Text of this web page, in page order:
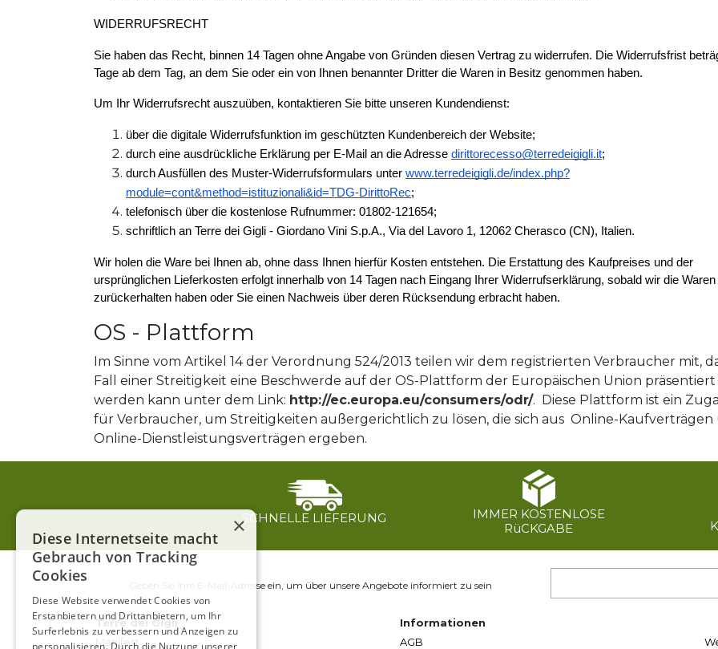
WIDERRUFSRECHT
Sie haben das Recht, binnen 14 Tagen ohne Angabe von Gründen diesen Vertrag zu widerrufen. Die Widerrufsfrist
Tage ab dem Tag, an dem Sie oder ein von Ihnen benannter Dritter die Waren in Besitz genommen haben.
Um Ihr Widerrufsrecht auszuüben, kontaktieren Sie bitte unseren Kundendienst:
über die digitale Widerrufsfunktion im geschützten Kundenbereich der Website;
durch eine ausdrückliche Erklärung per E-Mail an die Adresse dirittorecesso@terredeigigli.it;
durch Ausfüllen des Muster-Widerrufsformulars unter www.terredeigigli.de/index.php?
module=cont&method=istituzionali&id=TDG-DirittoRec;
telefonisch über die kostenlose Rufnummer: 01802-121654;
schriftlich an Terre dei Gigli - Giordano Vini S.p.A., Via del Lavoro 1, 12062 Cherasco (CN), Italien.
Wir holen die Ware bei Ihnen ab, ohne dass Ihnen hierfür Kosten entstehen. Die Erstattung des Kaufpreises und der
ursprünglichen Lieferkosten erfolgt innerhalb von 14 Tagen nach Eingang Ihrer Widerrufserklärung, sobald wir die Waren
zurückerhalten haben oder Sie einen Nachweis über deren Rücksendung erbracht haben.
OS - Plattform
Im Sinne vom Artikel 14 der Verordnung 524/2013 teilen wir dem registrierten Verbraucher mit,
Fall einer Streitigkeit eine Beschwerde auf der OS-Plattform der Europäischen Union präsentiert
werden kann unter dem Link: http://ec.europa.eu/consumers/odr/. Diese Plattform ist ein
für Verbraucher, um Streitigkeiten außergerichtlich zu lösen, die sich aus Online-Kaufverträgen
Online-Dienstleistungsverträgen ergeben.
SCHNELLE LIEFERUNG
IMMER KOSTENLOSE
RüCKGABE
Geben Sie Ihre E-Mail-Adresse ein, um über unsere Angebote informiert zu sein
Terre dei Gigli
Manifest
Informationen
AGB
×
Diese Internetseite macht
Gebrauch von Tracking
Cookies
Diese Website verwendet Cookies von
Erstanbietern und Drittanbietern, um Ihr
Surferlebnis zu verbessern und Anzeigen zu
personalisieren. Durch die Nutzung unserer